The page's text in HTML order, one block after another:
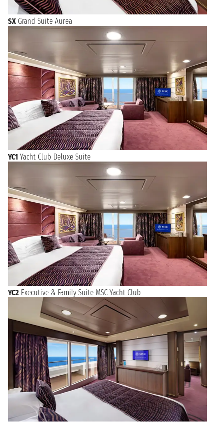
SX Grand Suite Aurea
YC1 Yacht Club Deluxe Suite
YC2 Executive & Family Suite MSC Yacht Club